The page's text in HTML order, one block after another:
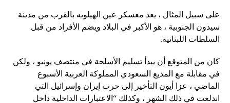
على سبيل المثال ، يعد معسكر عين الهيلويه بالقرب من مدينة
سيدون الجنوبية ، هو الأكبر في البلاد ويضم الأفراد من قبل
السلطات اللبنانية.
كان من المتوقع أن يبدأ تسليم الأسلحة في منتصف يونيو ، ولكن
في مقابلة مع المذيع السعودي المملوكة العربية الأسبوع
الماضي ، عزا أيون التأخير إلى حرب إيران وإسرائيل التي
اندلعت في ذلك الشهر ، وكذلك “الاعتبارات الداخلية داخل